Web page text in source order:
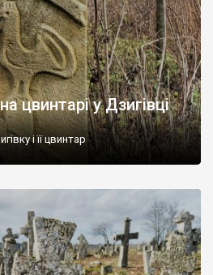
цвинтарі у Дзигівці
і її цвинтар